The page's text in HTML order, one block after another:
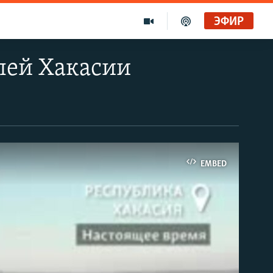
ЭФИР
Хакасии
EMBED